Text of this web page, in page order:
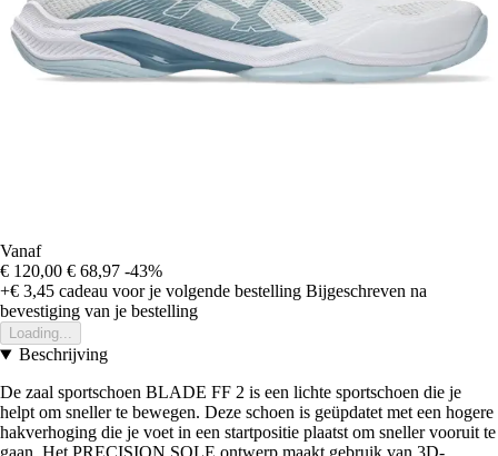
Vanaf
€ 120,00 € 68,97 -43%
+€ 3,45 cadeau voor je volgende bestelling Bijgeschreven na
bevestiging van je bestelling
Loading...
Beschrijving
De zaal sportschoen BLADE FF 2 is een lichte sportschoen die je
helpt om sneller te bewegen. Deze schoen is geüpdatet met een hogere
hakverhoging die je voet in een startpositie plaatst om sneller vooruit te